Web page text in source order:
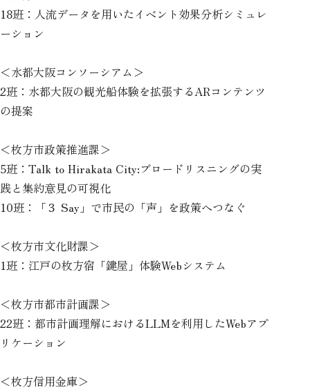
18班：人流データを用いたイベント効果分析シミュレ
ーション
＜水都大阪コンソーシアム＞
2班：水都大阪の観光船体験を拡張するARコンテンツ
の提案
＜枚方市政策推進課＞
5班：Talk to Hirakata City:ブロードリスニングの実
践と集約意見の可視化
10班：「３ Say」で市民の「声」を政策へつなぐ
＜枚方市文化財課＞
1班：江戸の枚方宿「鍵屋」体験Webシステム
＜枚方市都市計画課＞
22班：都市計画理解におけるLLMを利用したWebアプ
リケーション
＜枚方信用金庫＞